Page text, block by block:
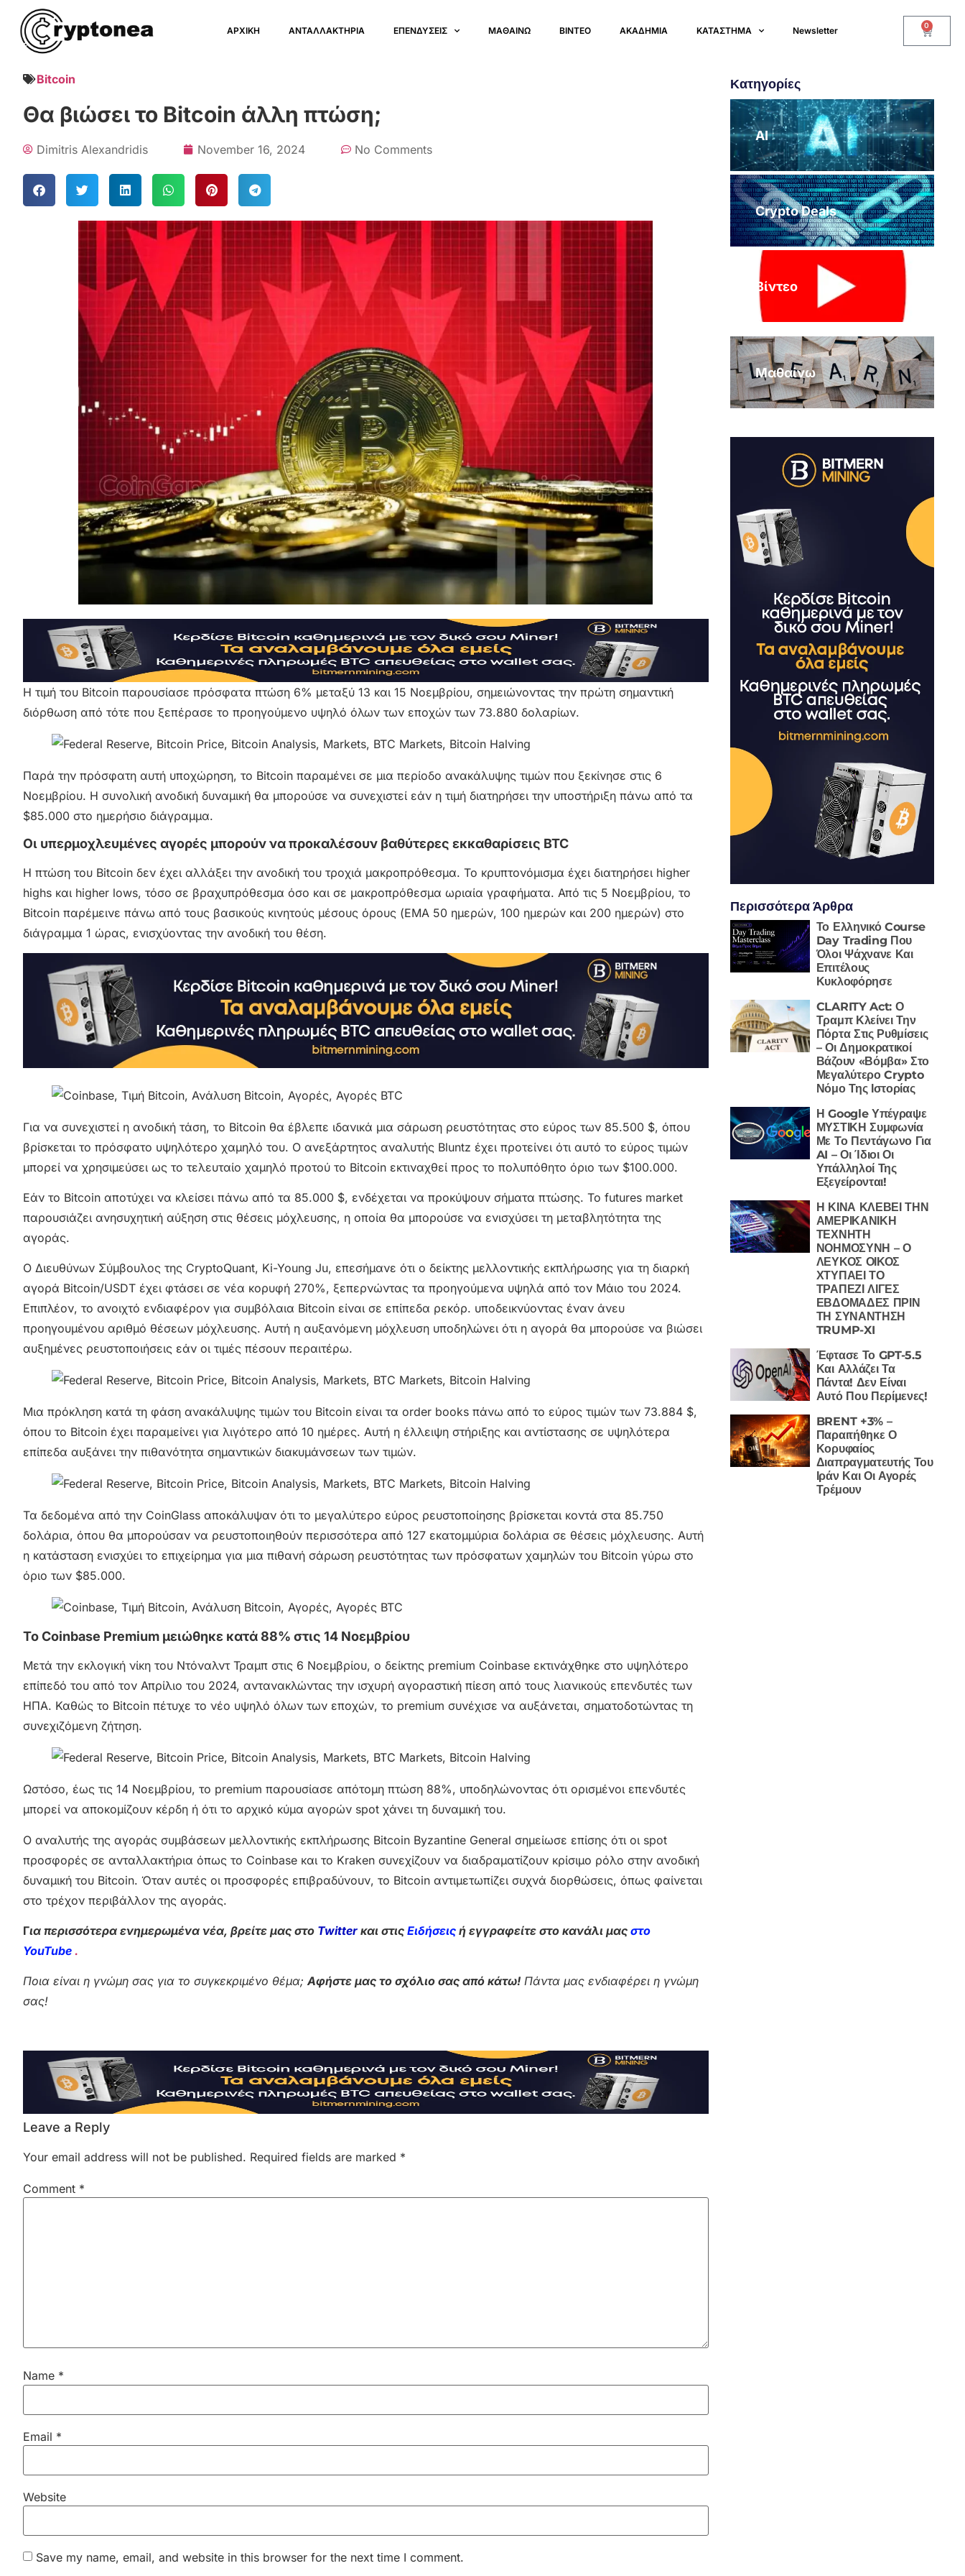
ΑΡΧΙΚΗ ΑΝΤΑΛΛΑΚΤΗΡΙΑ ΕΠΕΝΔΥΣΕΙΣ ΜΑΘΑΙΝΩ ΒΙΝΤΕΟ ΑΚΑΔΗΜΙΑ ΚΑΤΑΣΤΗΜΑ Newsletter 0
Bitcoin
Θα βιώσει το Bitcoin άλλη πτώση;
Dimitris Alexandridis November 16, 2024 No Comments
Η τιμή του Bitcoin παρουσίασε πρόσφατα πτώση 6% μεταξύ 13 και 15 Νοεμβρίου, σημειώνοντας την πρώτη σημαντική
διόρθωση από τότε που ξεπέρασε το προηγούμενο υψηλό όλων των εποχών των 73.880 δολαρίων.
Παρά την πρόσφατη αυτή υποχώρηση, το Bitcoin παραμένει σε μια περίοδο ανακάλυψης τιμών που ξεκίνησε στις 6
Νοεμβρίου. Η συνολική ανοδική δυναμική θα μπορούσε να συνεχιστεί εάν η τιμή διατηρήσει την υποστήριξη πάνω από τα
$85.000 στο ημερήσιο διάγραμμα.
Οι υπερμοχλευμένες αγορές μπορούν να προκαλέσουν βαθύτερες εκκαθαρίσεις BTC
Η πτώση του Bitcoin δεν έχει αλλάξει την ανοδική του τροχιά μακροπρόθεσμα. Το κρυπτονόμισμα έχει διατηρήσει higher
highs και higher lows, τόσο σε βραχυπρόθεσμα όσο και σε μακροπρόθεσμα ωριαία γραφήματα. Από τις 5 Νοεμβρίου, το
Bitcoin παρέμεινε πάνω από τους βασικούς κινητούς μέσους όρους (EMA 50 ημερών, 100 ημερών και 200 ​​ημερών) στο
διάγραμμα 1 ώρας, ενισχύοντας την ανοδική του θέση.
Για να συνεχιστεί η ανοδική τάση, το Bitcoin θα έβλεπε ιδανικά μια σάρωση ρευστότητας στο εύρος των 85.500 $, όπου
βρίσκεται το πρόσφατο υψηλότερο χαμηλό του. Ο ανεξάρτητος αναλυτής Bluntz έχει προτείνει ότι αυτό το εύρος τιμών
μπορεί να χρησιμεύσει ως το τελευταίο χαμηλό προτού το Bitcoin εκτιναχθεί προς το πολυπόθητο όριο των $100.000.
Εάν το Bitcoin αποτύχει να κλείσει πάνω από τα 85.000 $, ενδέχεται να προκύψουν σήματα πτώσης. Το futures market
παρουσιάζει ανησυχητική αύξηση στις θέσεις μόχλευσης, η οποία θα μπορούσε να ενισχύσει τη μεταβλητότητα της
αγοράς.
Ο Διευθύνων Σύμβουλος της CryptoQuant, Ki-Young Ju, επεσήμανε ότι ο δείκτης μελλοντικής εκπλήρωσης για τη διαρκή
αγορά Bitcoin/USDT έχει φτάσει σε νέα κορυφή 270%, ξεπερνώντας τα προηγούμενα υψηλά από τον Μάιο του 2024.
Επιπλέον, το ανοιχτό ενδιαφέρον για συμβόλαια Bitcoin είναι σε επίπεδα ρεκόρ. υποδεικνύοντας έναν άνευ
προηγουμένου αριθμό θέσεων μόχλευσης. Αυτή η αυξανόμενη μόχλευση υποδηλώνει ότι η αγορά θα μπορούσε να βιώσει
αυξημένες ρευστοποιήσεις εάν οι τιμές πέσουν περαιτέρω.
Μια πρόκληση κατά τη φάση ανακάλυψης τιμών του Bitcoin είναι τα order books πάνω από το εύρος τιμών των 73.884 $,
όπου το Bitcoin έχει παραμείνει για λιγότερο από 10 ημέρες. Αυτή η έλλειψη στήριξης και αντίστασης σε υψηλότερα
επίπεδα αυξάνει την πιθανότητα σημαντικών διακυμάνσεων των τιμών.
Τα δεδομένα από την CoinGlass αποκάλυψαν ότι το μεγαλύτερο εύρος ρευστοποίησης βρίσκεται κοντά στα 85.750
δολάρια, όπου θα μπορούσαν να ρευστοποιηθούν περισσότερα από 127 εκατομμύρια δολάρια σε θέσεις μόχλευσης. Αυτή
η κατάσταση ενισχύει το επιχείρημα για μια πιθανή σάρωση ρευστότητας των πρόσφατων χαμηλών του Bitcoin γύρω στο
όριο των $85.000.
Το Coinbase Premium μειώθηκε κατά 88% στις 14 Νοεμβρίου
Μετά την εκλογική νίκη του Ντόναλντ Τραμπ στις 6 Νοεμβρίου, ο δείκτης premium Coinbase εκτινάχθηκε στο υψηλότερο
επίπεδό του από τον Απρίλιο του 2024, αντανακλώντας την ισχυρή αγοραστική πίεση από τους λιανικούς επενδυτές των
ΗΠΑ. Καθώς το Bitcoin πέτυχε το νέο υψηλό όλων των εποχών, το premium συνέχισε να αυξάνεται, σηματοδοτώντας τη
συνεχιζόμενη ζήτηση.
Ωστόσο, έως τις 14 Νοεμβρίου, το premium παρουσίασε απότομη πτώση 88%, υποδηλώνοντας ότι ορισμένοι επενδυτές
μπορεί να αποκομίζουν κέρδη ή ότι το αρχικό κύμα αγορών spot χάνει τη δυναμική του.
Ο αναλυτής της αγοράς συμβάσεων μελλοντικής εκπλήρωσης Bitcoin Byzantine General σημείωσε επίσης ότι οι spot
προσφορές σε ανταλλακτήρια όπως το Coinbase και το Kraken συνεχίζουν να διαδραματίζουν κρίσιμο ρόλο στην ανοδική
δυναμική του Bitcoin. Όταν αυτές οι προσφορές επιβραδύνουν, το Bitcoin αντιμετωπίζει συχνά διορθώσεις, όπως φαίνεται
στο τρέχον περιβάλλον της αγοράς.
Για περισσότερα ενημερωμένα νέα, βρείτε μας στο Twitter και στις Ειδήσεις ή εγγραφείτε στο κανάλι μας στο
YouTube .
Ποια είναι η γνώμη σας για το συγκεκριμένο θέμα;Αφήστε μας το σχόλιο σας από κάτω! Πάντα μας ενδιαφέρει η γνώμη
σας!
Leave a Reply
Your email address will not be published. Required fields are marked *
Comment *
Name *
Email *
Website
Save my name, email, and website in this browser for the next time I comment.
Κατηγορίες
AI
Crypto Deals
Βίντεο
Μαθαίνω
Περισσότερα Άρθρα
Το Ελληνικό Course
Day Trading Που
Όλοι Ψάχνανε Και
Επιτέλους
Κυκλοφόρησε
CLARITY Act: Ο
Τραμπ Κλείνει Την
Πόρτα Στις Ρυθμίσεις
– Οι Δημοκρατικοί
Βάζουν «Βόμβα» Στο
Μεγαλύτερο Crypto
Νόμο Της Ιστορίας
Η Google Υπέγραψε
ΜΥΣΤΙΚΗ Συμφωνία
Με Το Πεντάγωνο Για
AI – Οι Ίδιοι Οι
Υπάλληλοί Της
Εξεγείρονται!
Η ΚΙΝΑ ΚΛΕΒΕΙ ΤΗΝ
ΑΜΕΡΙΚΑΝΙΚΗ
ΤΕΧΝΗΤΗ
ΝΟΗΜΟΣΥΝΗ – Ο
ΛΕΥΚΟΣ ΟΙΚΟΣ
ΧΤΥΠΑΕΙ ΤΟ
ΤΡΑΠΕΖΙ ΛΙΓΕΣ
ΕΒΔΟΜΑΔΕΣ ΠΡΙΝ
ΤΗ ΣΥΝΑΝΤΗΣΗ
TRUMP-XI
Έφτασε Το GPT-5.5
Και Αλλάζει Τα
Πάντα! Δεν Είναι
Αυτό Που Περίμενες!
BRENT +3% –
Παραιτήθηκε Ο
Κορυφαίος
Διαπραγματευτής Του
Ιράν Και Οι Αγορές
Τρέμουν